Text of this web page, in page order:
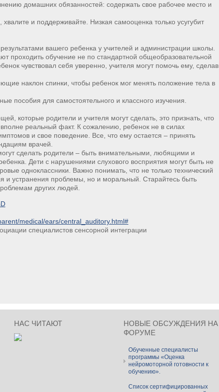
домашних обязанностей: содержать свое рабочее место и
и поддерживайте. Низкая самооценка только усугубит
вашего ребенка у учителей и администрации школы.
проходить обучение не по стандартной общеобразовательной
чувствовал себя уверенно, учителя могут помочь ему, сделав
наклон спинки, чтобы ребенок мог менять положение тела в
пособия для самостоятельного и классного изучения.
которые родители и учителя могут сделать, это признать, что
реальный факт. К сожалению, ребенок не в силах
и свое поведение. Все, что ему остается – принять
врачей.
сделать родители – быть внимательными, любящими и
Дети с нарушениями слухового восприятия могут быть не
одноклассники. Важно понимать, что не только технический
и устранения проблемы, но и моральный. Старайтесь быть
других людей.
medical/ears/central_auditory. html#
специалистов сенсорной интеграции
НАС ЧИТАЮТ
НОВЫЕ ОБСУЖДЕНИЯ НА
ФОРУМЕ
Обученные специалисты
программы «Оценка
нейромоторной готовности к
обучению».
Список сертифицированных